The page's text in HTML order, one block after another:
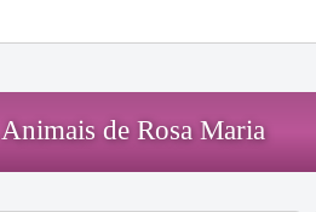
Animais de Rosa Maria